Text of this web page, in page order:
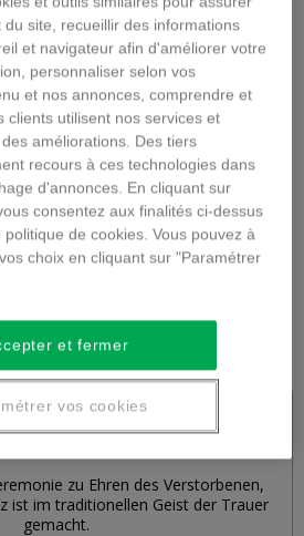
Vergrößern
zu Ehren des Verstorbenen,
ist im traditionellen Geist der Trauer
gemacht.
site, recueillir des informations
et navigateur afin d'améliorer votre
personnaliser selon vos
et nos annonces, comprendre et
clients utilisent nos services et
améliorations. Des tiers
recours à ces technologies dans
d'annonces. En cliquant sur
consentez aux finalités ci-dessus
de cookies. Vous pouvez à
choix en cliquant sur "Paramétrer
et fermer
vos cookies